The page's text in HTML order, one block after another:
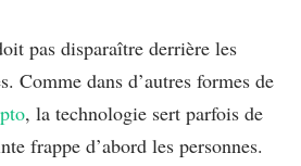
pas disparaître derrière les
Comme dans d’autres formes de
, la technologie sert parfois de
frappe d’abord les personnes.